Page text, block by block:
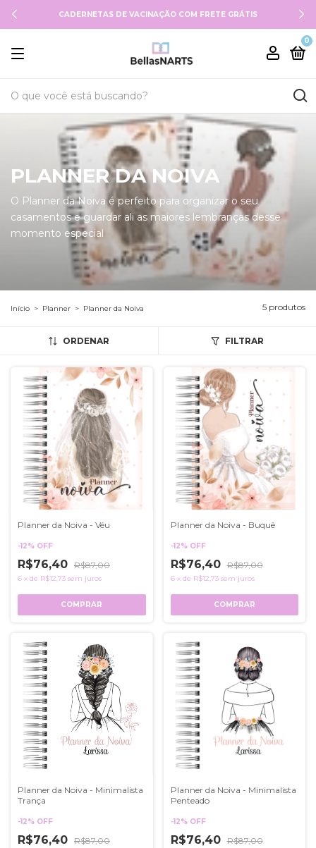
CADERNETAS DE VACINAÇÃO COM FRETE GRÁTIS
0
PLANNER DA NOIVA
O Planner da Noiva é perfeito para organizar o seu
casamentos e guardar ali as maiores lembranças desse
momento especial
Início > Planner > Planner da Noiva 5 produtos
ORDENAR FILTRAR
Planner da Noiva - Véu
-12% OFF
R$76,40 R$87,00
6 x de R$12,73 sem juros
COMPRAR
Planner da Noiva - Buquê
-12% OFF
R$76,40 R$87,00
6 x de R$12,73 sem juros
COMPRAR
Planner da Noiva - Minimalista
Trança
-12% OFF
R$76,40 R$87,00
Planner da Noiva - Minimalista
Penteado
-12% OFF
R$76,40 R$87,00